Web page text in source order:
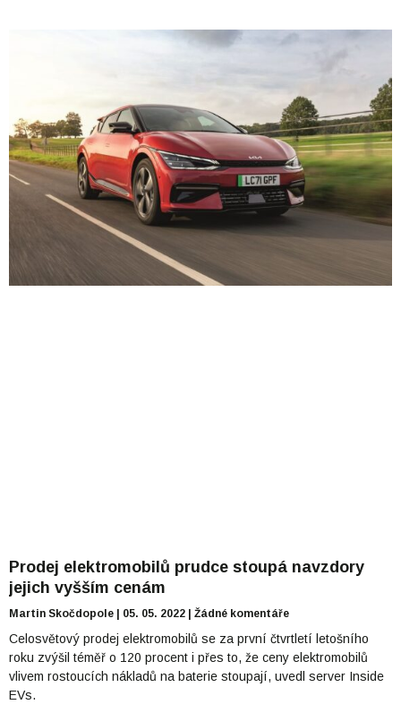
Prodej elektromobilů prudce stoupá navzdory
jejich vyšším cenám
Martin Skočdopole 05. 05. 2022 Žádné komentáře
Celosvětový prodej elektromobilů se za první čtvrtletí letošního
roku zvýšil téměř o 120 procent i přes to, že ceny elektromobilů
vlivem rostoucích nákladů na baterie stoupají, uvedl server Inside
EVs.